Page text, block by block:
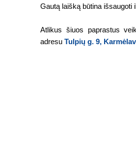
Gautą laišką būtina išsaugoti
Atlikus šiuos paprastus
adresu Tulpių g. 9,